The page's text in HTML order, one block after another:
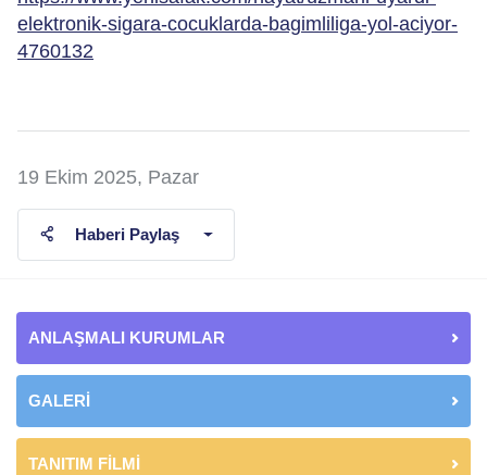
elektronik-sigara-cocuklarda-bagimliliga-yol-aciyor-
4760132
19 Ekim 2025, Pazar
Haberi Paylaş
ANLAŞMALI KURUMLAR
GALERİ
TANITIM FİLMİ